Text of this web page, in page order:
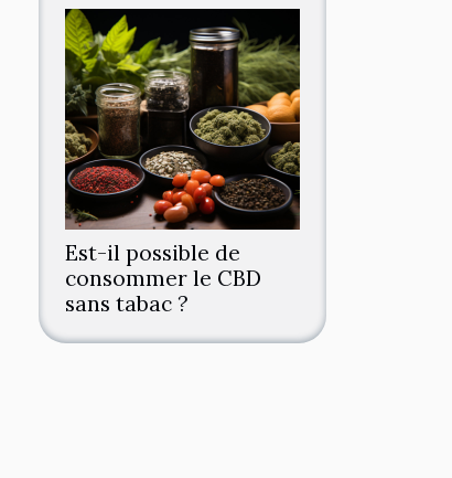
Est-il possible de
consommer le CBD
sans tabac ?